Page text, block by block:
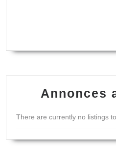
Annonces
There are currently no listings